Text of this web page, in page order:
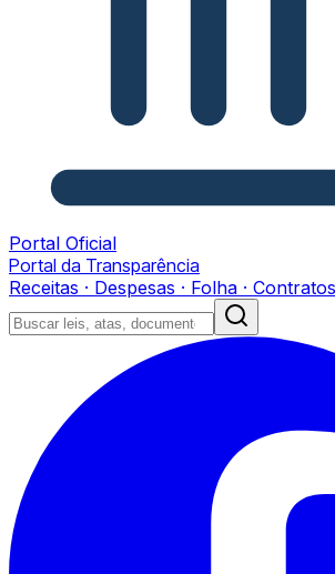
Portal Oficial
Portal da Transparência
Receitas · Despesas · Folha · Contratos